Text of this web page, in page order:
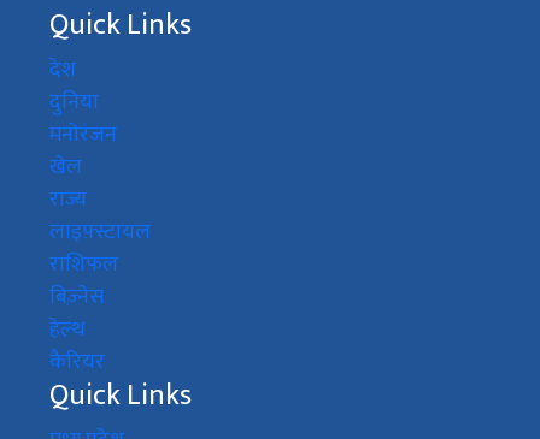
Quick Links
देश
दुनिया
मनोरंजन
खेल
राज्य
लाइफ़्स्टायल
राशिफल
बिज़्नेस
हेल्थ
कैरियर
Quick Links